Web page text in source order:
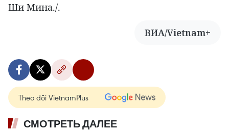
Ши Мина./.
ВИА/Vietnam+
Theo dõi VietnamPlus
СМОТРЕТЬ ДАЛЕЕ